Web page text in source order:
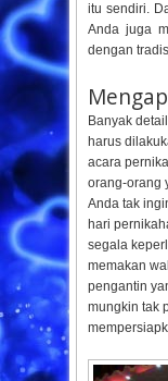
itu sendiri.
Anda juga
dengan
Banyak
harus
acara
orang-orang
Anda tak
hari
segala
memakan
pengantin
mungkin tak